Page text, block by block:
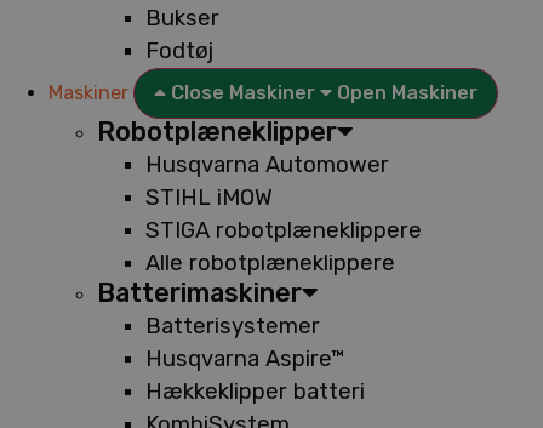
Bukser
Fodtøj
Maskiner Close Maskiner Open Maskiner
Robotplæneklipper
Husqvarna Automower
STIHL iMOW
STIGA robotplæneklippere
Alle robotplæneklippere
Batterimaskiner
Batterisystemer
Husqvarna Aspire™
Hækkeklipper batteri